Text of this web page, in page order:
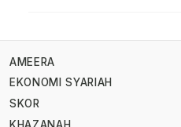
AMEERA
EKONOMI SYARIAH
SKOR
KHAZANAH